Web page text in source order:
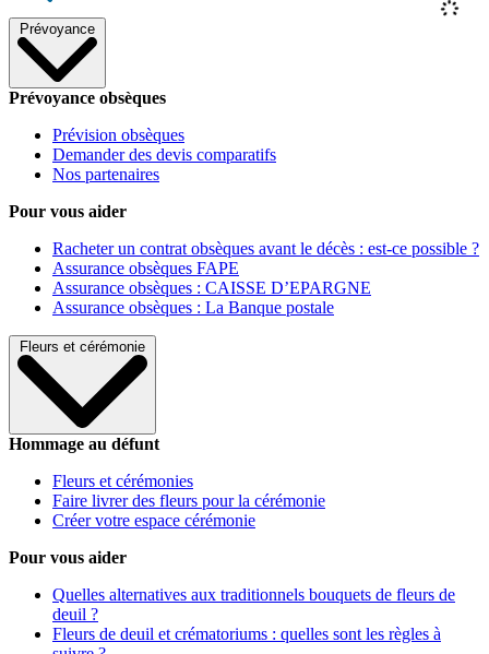
Prévoyance
Prévoyance obsèques
Prévision obsèques
Demander des devis comparatifs
Nos partenaires
Pour vous aider
Racheter un contrat obsèques avant le décès : est-ce possible ?
Assurance obsèques FAPE
Assurance obsèques : CAISSE D’EPARGNE
Assurance obsèques : La Banque postale
Fleurs et cérémonie
Hommage au défunt
Fleurs et cérémonies
Faire livrer des fleurs pour la cérémonie
Créer votre espace cérémonie
Pour vous aider
Quelles alternatives aux traditionnels bouquets de fleurs de
deuil ?
Fleurs de deuil et crématoriums : quelles sont les règles à